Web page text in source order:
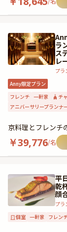
ラ
ス
レ
プラ
Anny限定プラン
フレンチ 一軒家 チ
アニバーサリープランナ
京料理とフレンチ
￥39,776/名
平
乾
顔
プラ
個室 一軒家 フレン